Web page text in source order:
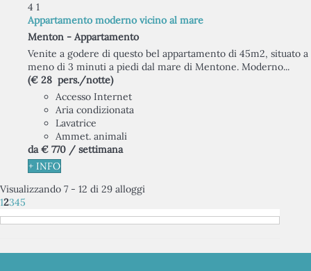
4 1
Appartamento moderno vicino al mare
Menton - Appartamento
Venite a godere di questo bel appartamento di 45m2, situato a
meno di 3 minuti a piedi dal mare di Mentone. Moderno...
(€ 28 pers./notte)
Accesso Internet
Aria condizionata
Lavatrice
Ammet. animali
da € 770 / settimana
+ INFO
Visualizzando 7 - 12 di 29 alloggi
12345